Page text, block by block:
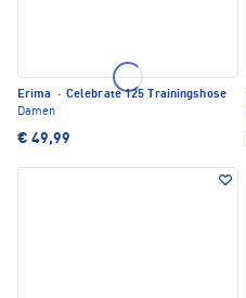
Erima · Celebrate 125 Trainingshose
Damen
€ 49,99